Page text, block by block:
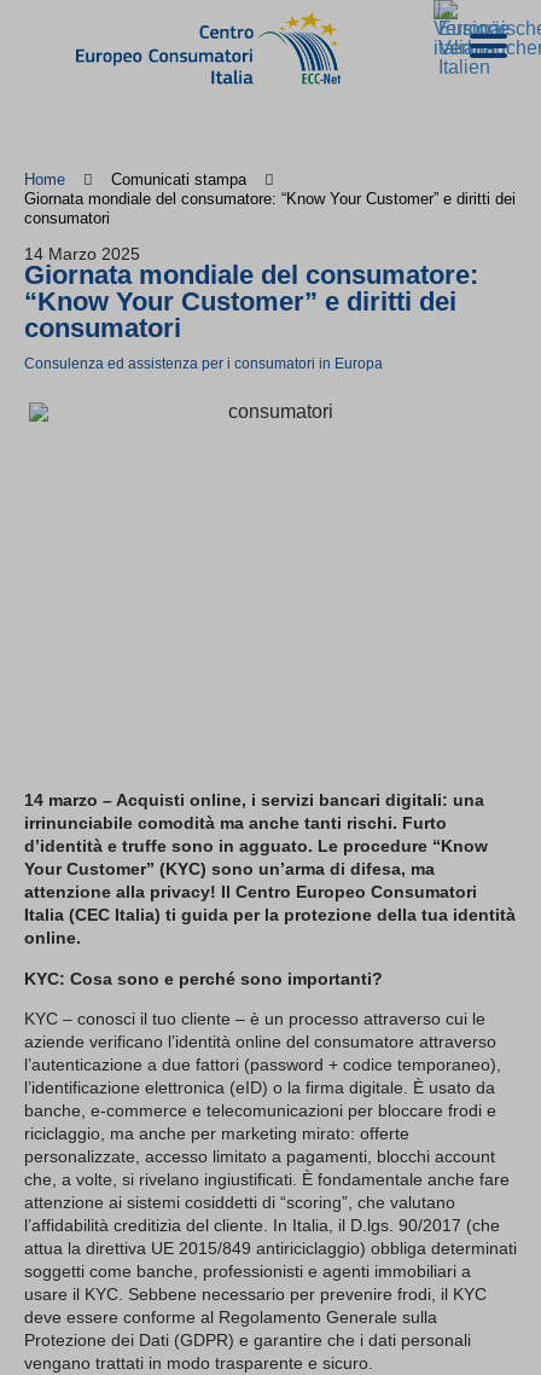
Home
Comunicati stampa
Giornata mondiale del consumatore: “Know Your Customer” e diritti dei
consumatori
14 Marzo 2025
Giornata mondiale del consumatore:
“Know Your Customer” e diritti dei
consumatori
Consulenza ed assistenza per i consumatori in Europa
14 marzo – Acquisti online, i servizi bancari digitali: una
irrinunciabile comodità ma anche tanti rischi. Furto
d’identità e truffe sono in agguato. Le procedure “Know
Your Customer” (KYC) sono un’arma di difesa, ma
attenzione alla privacy! Il Centro Europeo Consumatori
Italia (CEC Italia) ti guida per la protezione della tua identità
online.
KYC: Cosa sono e perché sono importanti?
KYC – conosci il tuo cliente – è un processo attraverso cui le
aziende verificano l’identità online del consumatore attraverso
l’autenticazione a due fattori (password + codice temporaneo),
l’identificazione elettronica (eID) o la firma digitale. È usato da
banche, e-commerce e telecomunicazioni per bloccare frodi e
riciclaggio, ma anche per marketing mirato: offerte
personalizzate, accesso limitato a pagamenti, blocchi account
che, a volte, si rivelano ingiustificati. È fondamentale anche fare
attenzione ai sistemi cosiddetti di “scoring”, che valutano
l’affidabilità creditizia del cliente. In Italia, il D.lgs. 90/2017 (che
attua la direttiva UE 2015/849 antiriciclaggio) obbliga determinati
soggetti come banche, professionisti e agenti immobiliari a
usare il KYC. Sebbene necessario per prevenire frodi, il KYC
deve essere conforme al Regolamento Generale sulla
Protezione dei Dati (GDPR) e garantire che i dati personali
vengano trattati in modo trasparente e sicuro.